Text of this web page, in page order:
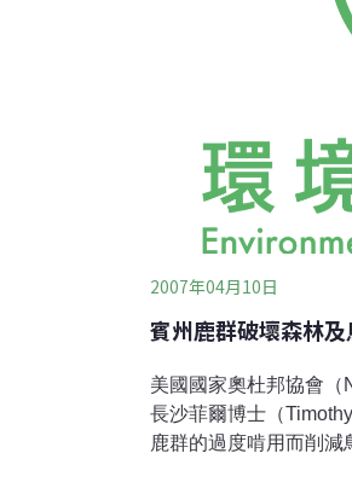
2007年04月10日
賓州鹿群破壞森林
美國國家奧杜邦協會
長沙菲爾博士（
鹿群的過度啃用而削